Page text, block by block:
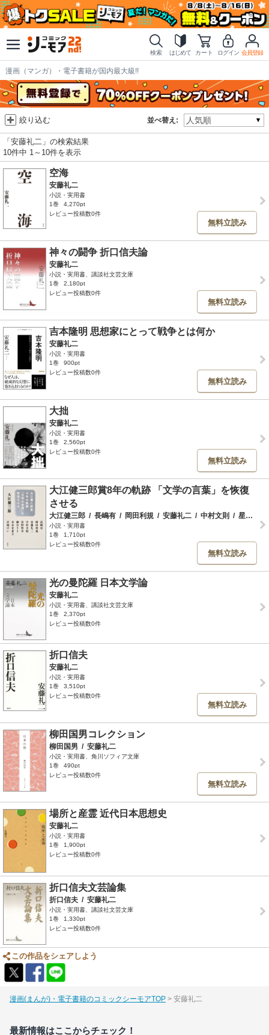
検索 はじめて カート ログイン 会員登録
漫画（マンガ）・電子書籍が国内最大級!!
並べ替え:
絞り込む
「安藤礼二」の検索結果
10件中 1～10件を表示
空海
安藤礼二
小説・実用書
1巻
4,270pt
レビュー投稿数0件
無料立読み
神々の闘争 折口信夫論
安藤礼二
小説・実用書、講談社文芸文庫
1巻
2,180pt
レビュー投稿数0件
無料立読み
吉本隆明 思想家にとって戦争とは何か
安藤礼二
小説・実用書
1巻
900pt
レビュー投稿数0件
無料立読み
大拙
安藤礼二
小説・実用書
1巻
2,560pt
レビュー投稿数0件
無料立読み
大江健三郎賞8年の軌跡 「文学の言葉」を恢復
させる
大江健三郎 / 長嶋有 / 岡田利規 / 安藤礼二 / 中村文則 / 星野智幸
小説・実用書
1巻
1,710pt
レビュー投稿数0件
無料立読み
光の曼陀羅 日本文学論
安藤礼二
小説・実用書、講談社文芸文庫
1巻
2,370pt
レビュー投稿数0件
折口信夫
安藤礼二
小説・実用書
1巻
3,510pt
レビュー投稿数0件
無料立読み
柳田国男コレクション
柳田国男 / 安藤礼二
小説・実用書、角川ソフィア文庫
1巻
490pt
レビュー投稿数0件
無料立読み
場所と産霊 近代日本思想史
安藤礼二
小説・実用書
1巻
1,900pt
レビュー投稿数0件
折口信夫文芸論集
折口信夫 / 安藤礼二
小説・実用書、講談社文芸文庫
1巻
1,330pt
レビュー投稿数0件
この作品をシェアしよう
漫画(まんが)・電子書籍のコミックシーモアTOP 安藤礼二
最新情報はここからチェック！